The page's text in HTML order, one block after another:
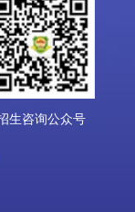
生咨询公众号